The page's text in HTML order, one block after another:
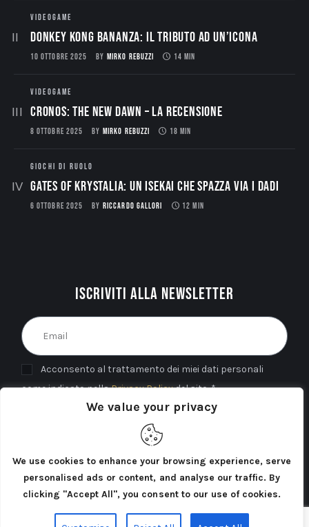
We value your privacy
We use cookies to enhance your browsing experience, serve
personalised ads or content, and analyse our traffic. By
clicking "Accept All", you consent to our use of cookies.
VIDEOGAME
Donkey Kong Bananza: Il Tributo ad un’Icona
10 OTTOBRE 2025 BY MIRKO REBUZZI 14 MIN
VIDEOGAME
CRONOS: THE NEW DAWN – La Recensione
8 OTTOBRE 2025 BY MIRKO REBUZZI 18 MIN
GIOCHI DI RUOLO
Gates of Krystalia: Un Isekai che spazza via i dadi
6 OTTOBRE 2025 BY RICCARDO GALLORI 12 MIN
Iscriviti alla newsletter
Acconsento al trattamento dei miei dati personali
come indicato nellaPrivacy Policydel sito. *
INVIA
Cercatori di Atlantide 2025©. Tutti i diritti riservati.